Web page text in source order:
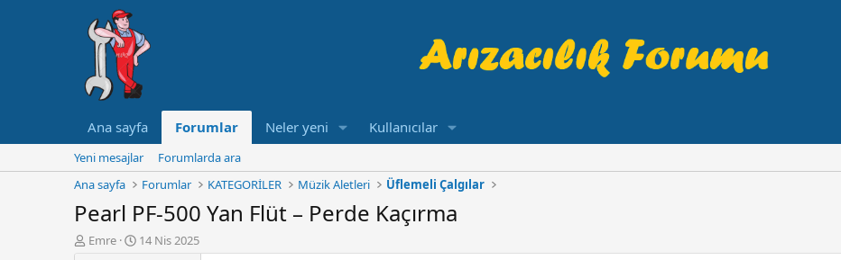
Ana sayfa Forumlar Neler yeni Kullanıcılar
Yeni mesajlar
Forumlarda ara
Ana sayfa
Forumlar KATEGORİLER Müzik Aletleri Üflemeli Çalgılar
Pearl PF-500 Yan Flüt – Perde Kaçırma
K
Emre
B14 Nis 2025